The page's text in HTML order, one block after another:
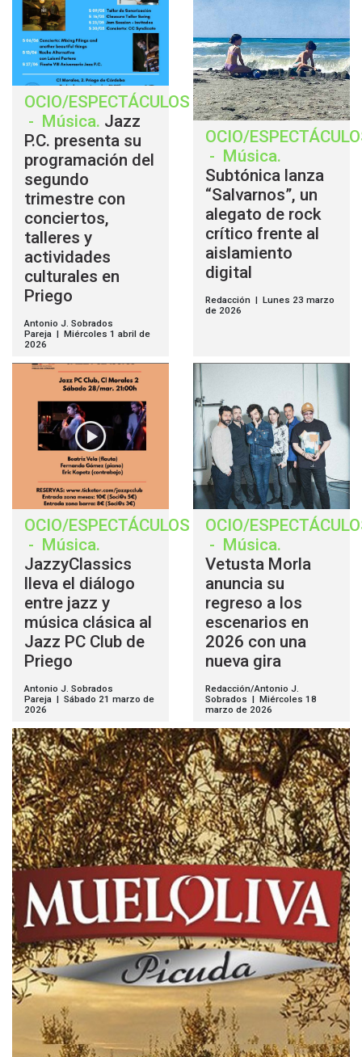
OCIO/ESPECTÁCULOS
- Música. Jazz
P.C. presenta su
programación del
segundo
trimestre con
conciertos,
talleres y
actividades
culturales en
Priego
Antonio J. Sobrados
Pareja | Miércoles 1 abril de
2026
OCIO/
- Música.
Subtónica lanza
“Salvarnos”, un
alegato de rock
crítico frente al
aislamiento
digital
Redacción | Lunes 23 marzo
de 2026
OCIO/ESPECTÁCULOS
- Música.
JazzyClassics
lleva el diálogo
entre jazz y
música clásica al
Jazz PC Club de
Priego
Antonio J. Sobrados
Pareja | Sábado 21 marzo de
2026
OCIO/
- Música.
Vetusta Morla
anuncia su
regreso a los
escenarios en
2026 con una
nueva gira
Redacción/Antonio J.
Sobrados | Miércoles 18
marzo de 2026